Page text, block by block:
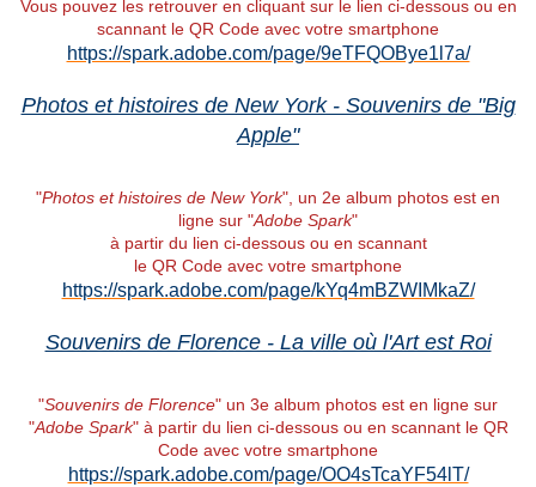
Vous pouvez les retrouver en cliquant sur le lien ci-dessous ou en
scannant le QR Code avec votre smartphone
https://spark.adobe.com/page/9eTFQOBye1l7a/
Photos et histoires de New York - Souvenirs de "Big
Apple"
"Photos et histoires de New York", un 2e album photos est en
ligne sur "Adobe Spark"
à partir du lien ci-dessous ou en scannant
le QR Code avec votre smartphone
https://spark.adobe.com/page/kYq4mBZWIMkaZ/
Souvenirs de Florence - La ville où l'Art est Roi
"Souvenirs de Florence" un 3e album photos est en ligne sur
"Adobe Spark" à partir du lien ci-dessous ou en scannant le QR
Code avec votre smartphone
https://spark.adobe.com/page/OO4sTcaYF54lT/